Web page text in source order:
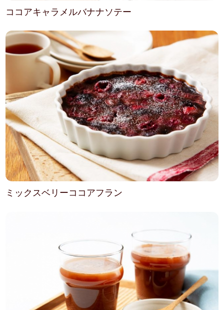
ココアキャラメルバナナソテー
ミックスベリーココアフラン